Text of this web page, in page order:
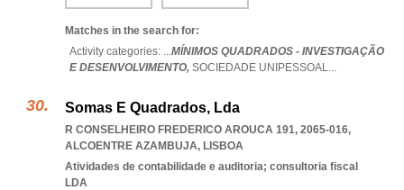
Matches in the search for:
Activity categories: ...MÍNIMOS QUADRADOS - INVESTIGAÇÃO
E DESENVOLVIMENTO, SOCIEDADE UNIPESSOAL...
Somas E Quadrados, Lda
R CONSELHEIRO FREDERICO AROUCA 191, 2065-016,
ALCOENTRE AZAMBUJA, LISBOA
Atividades de contabilidade e auditoria; consultoria fiscal
LDA